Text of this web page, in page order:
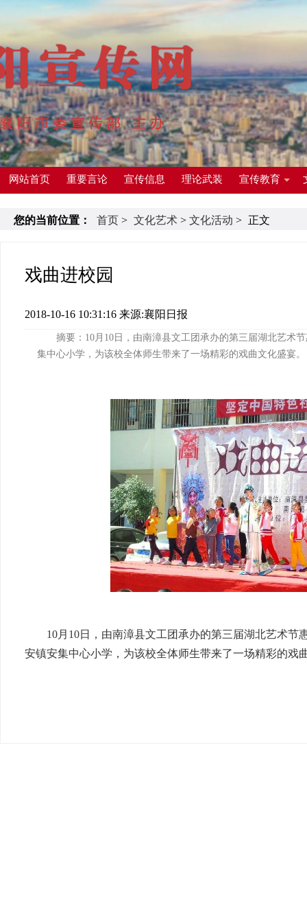
网站首页 重要言论 宣传信息 理论武装 宣传教育
您的当前位置： 首页 > 文化艺术 > 文化活动 > 正文
戏曲进校园
2018-10-16 10:31:16 来源:襄阳日报
摘要：10月10日，由南漳县文工团承办的第三届湖北艺术
集中心小学，为该校全体师生带来了一场精彩的戏曲文化盛宴。
10月10日，由南漳县文工团承办的第三届湖北艺术节
安镇安集中心小学，为该校全体师生带来了一场精彩的戏